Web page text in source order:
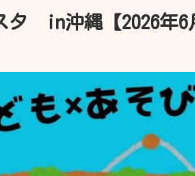
タ in沖縄【2026年6